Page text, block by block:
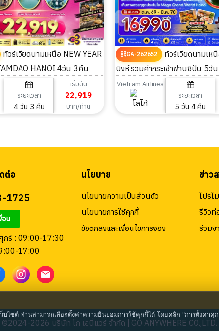
ทัวร์เวียดนามเหนือ NEW YEAR
HANOI 4วัน 3คืน
ระยะเวลา
4 วัน 3 คืน
เริ่มต้น
22,919
บาท/ท่าน
GA-262652
ทัวร์เวียดนามเหนือ ฮานอย นิงห์
บิงห์ รวมค่ากระเช้าฟานซิปัน 5วั
Vietnam Airlines
ระยะเวลา
5 วัน 4 คืน
ต่อ
1725
ร์ : 09:00-17:30
17:00
นโยบาย
นโยบายความเป็นส่วนตัว
นโยบายการใช้คุกกี้
ข้อตกลงและเงื่อนไขการจอง
ข่าว
โปรโ
รีวิวท่
ร่วมง
©2024-2026 บริษัท โก เอนี่แวร์ จำกัด | GO ANYWHERE CO.,LTD.
บไซต์ ท่านสามารถเลือกตั้งค่าความยินยอมการใช้คุกกี้ได้ โดยคลิก "การตั้งค่าคุ